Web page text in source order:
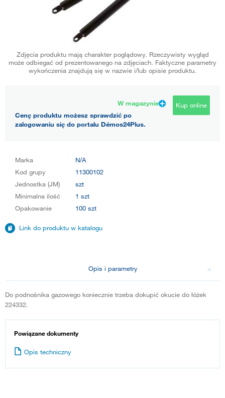
Zdjęcia produktu mają charakter poglądowy. Rzeczywisty wygląd
może odbiegać od prezentowanego na zdjęciach. Faktyczne parametry
wykończenia znajdują się w nazwie i/lub opisie produktu.
W magazynie
Cenę produktu możesz sprawdzić po
zalogowaniu się do portalu Démos24Plus.
Kup online
Marka
N/A
Kod grupy
11300102
Jednostka (JM)
szt
Minimalna ilość
1 szt
Opakowanie
100 szt
Link do produktu w katalogu
Opis i parametry
Do podnośnika gazowego koniecznie trzeba dokupić okucie do łóżek
224332.
Powiązane dokumenty
Opis techniczny